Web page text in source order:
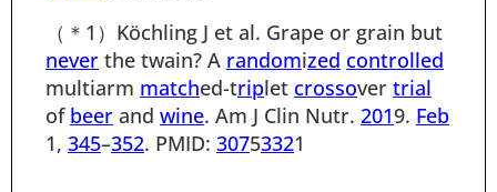
（＊1）Köchling J et al. Grape or grain but
never the twain? A randomized controlled
multiarm matched-triplet crossover trial
of beer and wine. Am J Clin Nutr. 2019. Feb
1, 345–352. PMID: 30753321